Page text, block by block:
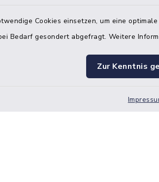
Cookies einsetzen, um eine
Bedarf gesondert abgefragt. Weitere
Zur Kenntnis
Sie ein dringendes Anliegen,
zeitnahen Termin? Rufen Sie
04832 6065 0 an!
des Amtes